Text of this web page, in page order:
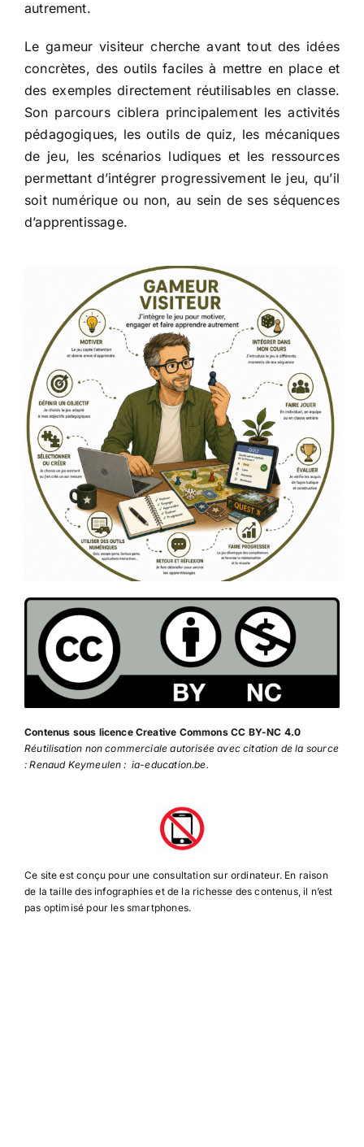
autrement.
Le gameur visiteur cherche avant tout des idées
concrètes, des outils faciles à mettre en place et
des exemples directement réutilisables en classe.
Son parcours ciblera principalement les activités
pédagogiques, les outils de quiz, les mécaniques
de jeu, les scénarios ludiques et les ressources
permettant d’intégrer progressivement le jeu, qu’il
soit numérique ou non, au sein de ses séquences
d’apprentissage.
Contenus sous licence Creative Commons CC BY-NC 4.0
Réutilisation non commerciale autorisée avec citation de la source
: Renaud Keymeulen : ia-education.be.
Ce site est conçu pour une consultation sur ordinateur. En raison
de la taille des infographies et de la richesse des contenus, il n’est
pas optimisé pour les smartphones.